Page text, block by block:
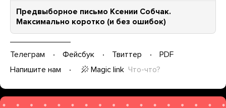
Предвыборное письмо Ксении Собчак.
Максимально коротко (и без ошибок)
Телеграм Фейсбук Твиттер
PDF
Напишите нам
Magic link Что-что?